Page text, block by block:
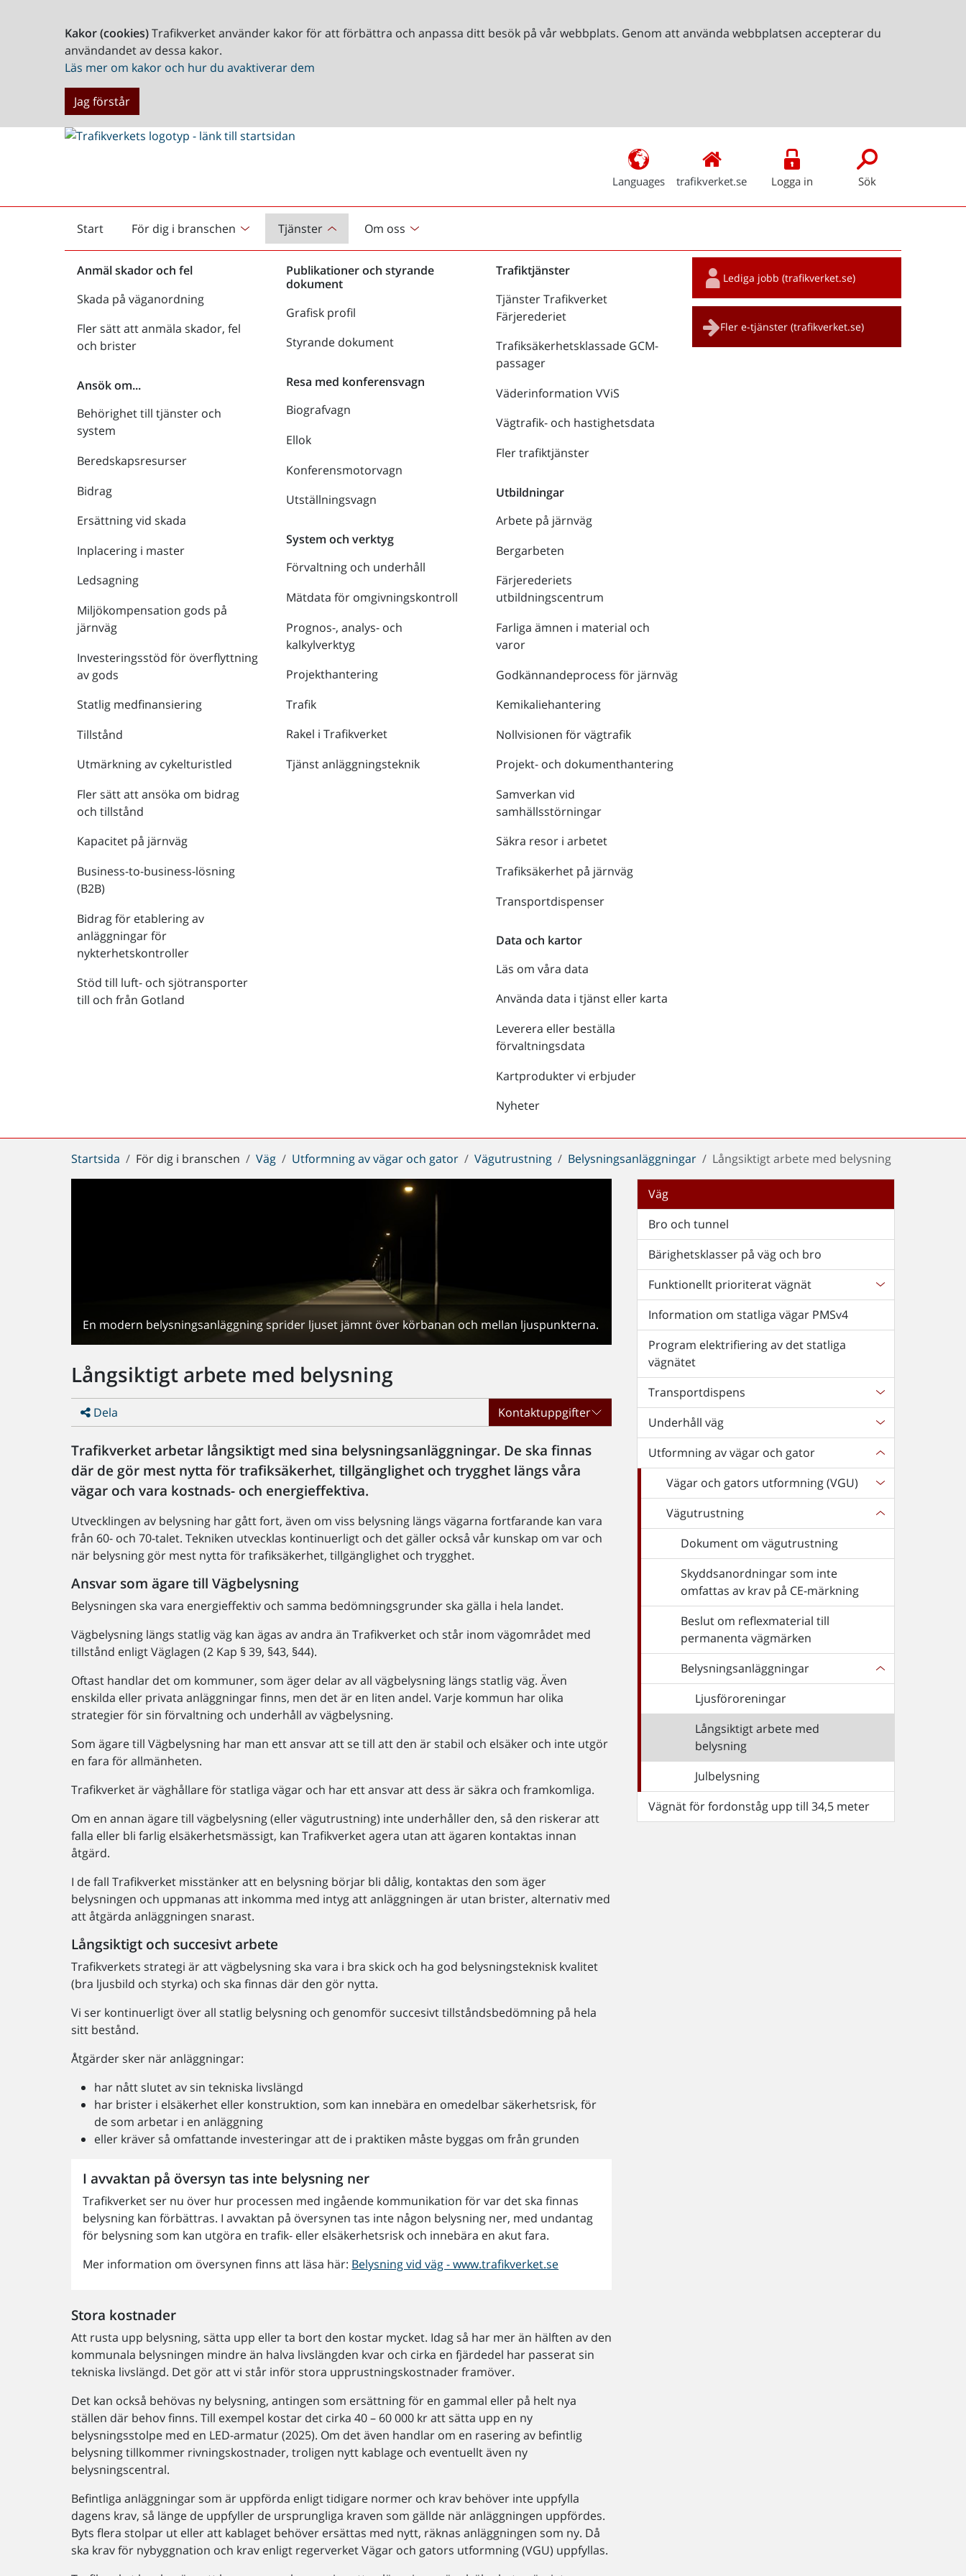
Kakor (cookies)Trafikverket använder kakor för att förbättra och anpassa ditt besök på vår webbplats. Genom att använda webbplatsen accepterar du
användandet av dessa kakor.
Läs mer om kakor och hur du avaktiverar dem
Jag förstår
Languages trafikverket.se Logga in Sök
Start
Startsida För dig i branschen Tjänster Om oss
Anmäl skador och fel
Skada på väganordning
Fler sätt att anmäla skador, fel
och brister
Ansök om...
Behörighet till tjänster och
system
Beredskapsresurser
Bidrag
Ersättning vid skada
Inplacering i master
Ledsagning
Miljökompensation gods på
järnväg
Investeringsstöd för överflyttning
av gods
Statlig medfinansiering
Tillstånd
Utmärkning av cykelturistled
Fler sätt att ansöka om bidrag
och tillstånd
Kapacitet på järnväg
Business-to-business-lösning
(B2B)
Bidrag för etablering av
anläggningar för
nykterhetskontroller
Stöd till luft- och sjötransporter
till och från Gotland
Publikationer och styrande
dokument
Grafisk profil
Styrande dokument
Resa med konferensvagn
Biografvagn
Ellok
Konferensmotorvagn
Utställningsvagn
System och verktyg
Förvaltning och underhåll
Mätdata för omgivningskontroll
Prognos-, analys- och
kalkylverktyg
Projekthantering
Trafik
Rakel i Trafikverket
Tjänst anläggningsteknik
Trafiktjänster
Tjänster Trafikverket
Färjerederiet
Trafiksäkerhetsklassade GCM-
passager
Väderinformation VViS
Vägtrafik- och hastighetsdata
Fler trafiktjänster
Utbildningar
Arbete på järnväg
Bergarbeten
Färjerederiets
utbildningscentrum
Farliga ämnen i material och
varor
Godkännandeprocess för järnväg
Kemikaliehantering
Nollvisionen för vägtrafik
Projekt- och dokumenthantering
Samverkan vid
samhällsstörningar
Säkra resor i arbetet
Trafiksäkerhet på järnväg
Transportdispenser
Data och kartor
Läs om våra data
Använda data i tjänst eller karta
Leverera eller beställa
förvaltningsdata
Kartprodukter vi erbjuder
Nyheter
Snabblänkar
Lediga jobb (trafikverket.se)
Fler e-tjänster (trafikverket.se)
Du
är
Startsida För dig i branschen Väg Utformning av vägar och gator Vägutrustning Belysningsanläggningar Långsiktigt arbete med belysning
En modern belysningsanläggning sprider ljuset jämnt över körbanan och mellan ljuspunkterna.
Långsiktigt arbete med belysning
Dela Kontaktuppgifter
Trafikverket arbetar långsiktigt med sina belysningsanläggningar. De ska finnas
där de gör mest nytta för trafiksäkerhet, tillgänglighet och trygghet längs våra
vägar och vara kostnads- och energieffektiva.
Utvecklingen av belysning har gått fort, även om viss belysning längs vägarna fortfarande kan vara
från 60- och 70-talet. Tekniken utvecklas kontinuerligt och det gäller också vår kunskap om var och
när belysning gör mest nytta för trafiksäkerhet, tillgänglighet och trygghet.
Ansvar som ägare till Vägbelysning
Belysningen ska vara energieffektiv och samma bedömningsgrunder ska gälla i hela landet.
Vägbelysning längs statlig väg kan ägas av andra än Trafikverket och står inom vägområdet med
tillstånd enligt Väglagen (2 Kap § 39, §43, §44).
Oftast handlar det om kommuner, som äger delar av all vägbelysning längs statlig väg. Även
enskilda eller privata anläggningar finns, men det är en liten andel. Varje kommun har olika
strategier för sin förvaltning och underhåll av vägbelysning.
Som ägare till Vägbelysning har man ett ansvar att se till att den är stabil och elsäker och inte utgör
en fara för allmänheten.
Trafikverket är väghållare för statliga vägar och har ett ansvar att dess är säkra och framkomliga.
Om en annan ägare till vägbelysning (eller vägutrustning) inte underhåller den, så den riskerar att
falla eller bli farlig elsäkerhetsmässigt, kan Trafikverket agera utan att ägaren kontaktas innan
åtgärd.
I de fall Trafikverket misstänker att en belysning börjar bli dålig, kontaktas den som äger
belysningen och uppmanas att inkomma med intyg att anläggningen är utan brister, alternativ med
att åtgärda anläggningen snarast.
Långsiktigt och succesivt arbete
Trafikverkets strategi är att vägbelysning ska vara i bra skick och ha god belysningsteknisk kvalitet
(bra ljusbild och styrka) och ska finnas där den gör nytta.
Vi ser kontinuerligt över all statlig belysning och genomför succesivt tillståndsbedömning på hela
sitt bestånd.
Åtgärder sker när anläggningar:
har nått slutet av sin tekniska livslängd
har brister i elsäkerhet eller konstruktion, som kan innebära en omedelbar säkerhetsrisk, för
de som arbetar i en anläggning
eller kräver så omfattande investeringar att de i praktiken måste byggas om från grunden
I avvaktan på översyn tas inte belysning ner
Trafikverket ser nu över hur processen med ingående kommunikation för var det ska finnas
belysning kan förbättras. I avvaktan på översynen tas inte någon belysning ner, med undantag
för belysning som kan utgöra en trafik- eller elsäkerhetsrisk och innebära en akut fara.
Mer information om översynen finns att läsa här: Belysning vid väg - www.trafikverket.se
Stora kostnader
Att rusta upp belysning, sätta upp eller ta bort den kostar mycket. Idag så har mer än hälften av den
kommunala belysningen mindre än halva livslängden kvar och cirka en fjärdedel har passerat sin
tekniska livslängd. Det gör att vi står inför stora upprustningskostnader framöver.
Det kan också behövas ny belysning, antingen som ersättning för en gammal eller på helt nya
ställen där behov finns. Till exempel kostar det cirka 40 – 60 000 kr att sätta upp en ny
belysningsstolpe med en LED-armatur (2025). Om det även handlar om en rasering av befintlig
belysning tillkommer rivningskostnader, troligen nytt kablage och eventuellt även ny
belysningscentral.
Befintliga anläggningar som är uppförda enligt tidigare normer och krav behöver inte uppfylla
dagens krav, så länge de uppfyller de ursprungliga kraven som gällde när anläggningen uppfördes.
Byts flera stolpar ut eller att kablaget behöver ersättas med nytt, räknas anläggningen som ny. Då
ska krav för nybyggnation och krav enligt regerverket Vägar och gators utformning (VGU) uppfyllas.
Väg
Bro och tunnel
Bärighetsklasser på väg och bro
Funktionellt prioriterat vägnät
Information om statliga vägar PMSv4
Program elektrifiering av det statliga
vägnätet
Transportdispens
Underhåll väg
Utformning av vägar och gator
Vägar och gators utformning (VGU)
Vägutrustning
Dokument om vägutrustning
Skyddsanordningar som inte
omfattas av krav på CE-märkning
Beslut om reflexmaterial till
permanenta vägmärken
Belysningsanläggningar
Ljusföroreningar
Långsiktigt arbete med
belysning
Julbelysning
Vägnät för fordonståg upp till 34,5 meter